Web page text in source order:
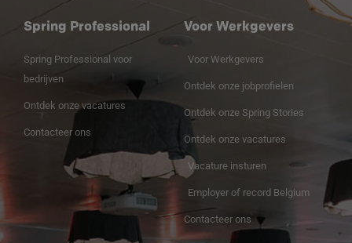
Spring Professional
Spring Professional voor
bedrijven
Ontdek onze vacatures
Contacteer ons
Voor Werkgevers
Voor Werkgevers
Ontdek onze jobprofielen
Ontdek onze Spring Stories
Ontdek onze vacatures
Vacature insturen
Employer of record Belgium
Contacteer ons